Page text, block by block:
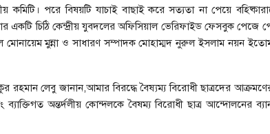
পরে বিষয়টি যাচাই বাছাই করে সত্যতা না পেয়ে
একটি চিঠি কেন্দ্রীয় যুবদলের অফিসিয়াল ভেরিফাইড ফেসবুক পেজে
মোনায়েম মুন্না ও সাধারণ সম্পাদক মোহাম্মদ নুরুল ইসলাম নয়ন
লেবু জানান,আমার বিরদ্ধে বৈষ্যম্য বিরোধী ছাত্রদের
অন্তর্দলীয় কোন্দলকে বৈষম্য বিরোধী ছাত্র আন্দোলনের